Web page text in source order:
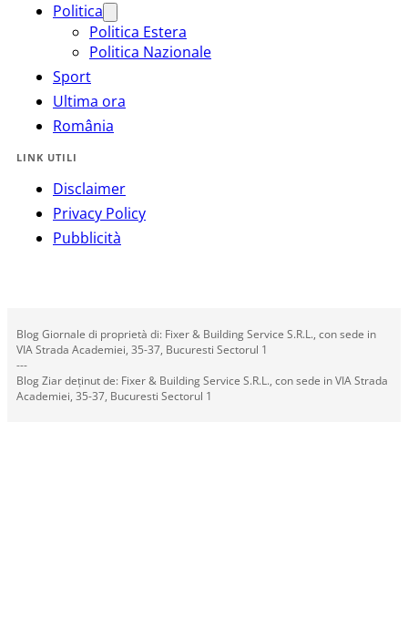
Politica
Politica Estera
Politica Nazionale
Sport
Ultima ora
România
LINK UTILI
Disclaimer
Privacy Policy
Pubblicità
Blog Giornale di proprietà di: Fixer & Building Service S.R.L., con sede in
VIA Strada Academiei, 35-37, Bucuresti Sectorul 1
---
Blog Ziar deținut de: Fixer & Building Service S.R.L., con sede in VIA Strada
Academiei, 35-37, Bucuresti Sectorul 1